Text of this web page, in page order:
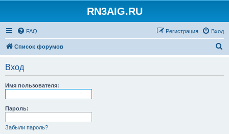
RN3AIG.RU
FAQ Вход
Регистрация
Список форумов
Вход
Имя пользователя:
Пароль:
Забыли пароль?